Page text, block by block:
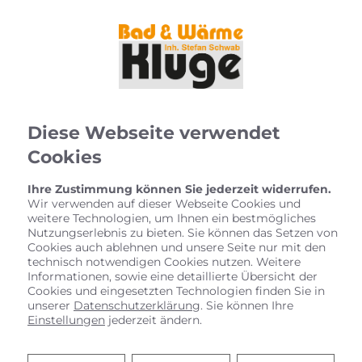
Kontaktformular
Diese Webseite verwendet
Cookies
Ihre Zustimmung können Sie jederzeit widerrufen.
Wir verwenden auf dieser Webseite Cookies und
weitere Technologien, um Ihnen ein bestmögliches
Nutzungserlebnis zu bieten. Sie können das Setzen von
Cookies auch ablehnen und unsere Seite nur mit den
technisch notwendigen Cookies nutzen. Weitere
Informationen, sowie eine detaillierte Übersicht der
Cookies und eingesetzten Technologien finden Sie in
unserer Datenschutzerklärung. Sie können Ihre
Einstellungen jederzeit ändern.